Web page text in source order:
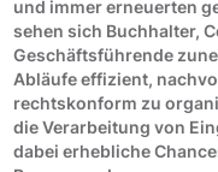
und immer erneuerten
sehen sich Buchhalter,
Geschäftsführende
Abläufe effizient,
rechtskonform zu
die Verarbeitung von
dabei erhebliche